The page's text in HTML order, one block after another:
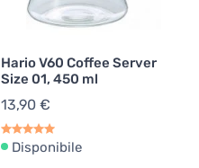
Hario V60 Coffee Server
Size 01, 450 ml
13,90 €
Disponibile